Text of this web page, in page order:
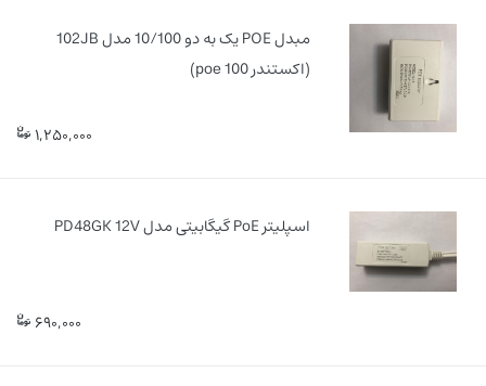
مبدل POE یک به دو 10/100 مدل 102JB
(اکستندر 100 poe)
1,250,000
اسپلیتر PoE گیگابیتی مدل PD48GK 12V
690,000